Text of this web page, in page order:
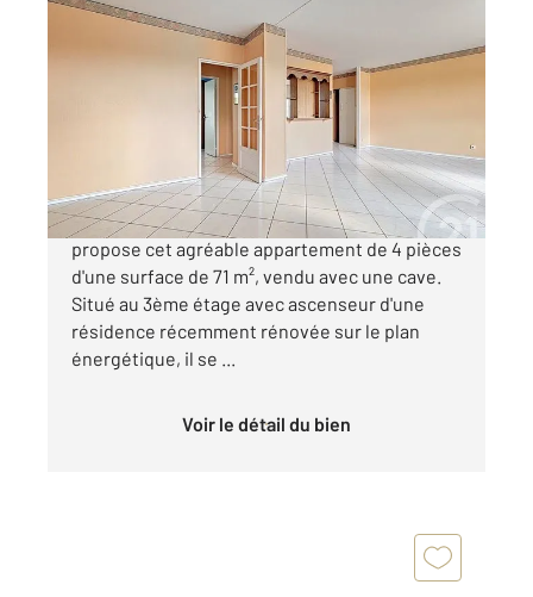
RUNGIS 94
Ref : 9911
Appartement F4 à vendre
262 500 €
Votre agence CENTURY 21 Eureka vous
propose cet agréable appartement de 4 pièces
d'une surface de 71 m², vendu avec une cave.
Situé au 3ème étage avec ascenseur d'une
résidence récemment rénovée sur le plan
énergétique, il se ...
Voir le détail du bien